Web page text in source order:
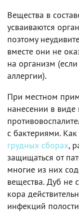
Вещества в
усваиваются
поэтому
вместе они не
на организм
аллергии).
При местном
нанесении в виде
с бактериями.
грудных сборах,
защищаться от
многие из них
вещества. Дуб не
кора
инфекций